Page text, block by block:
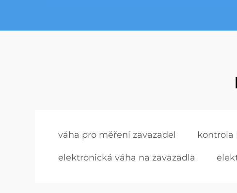
váha pro měření zavazadel kontrola
elektronická váha na zavazadla